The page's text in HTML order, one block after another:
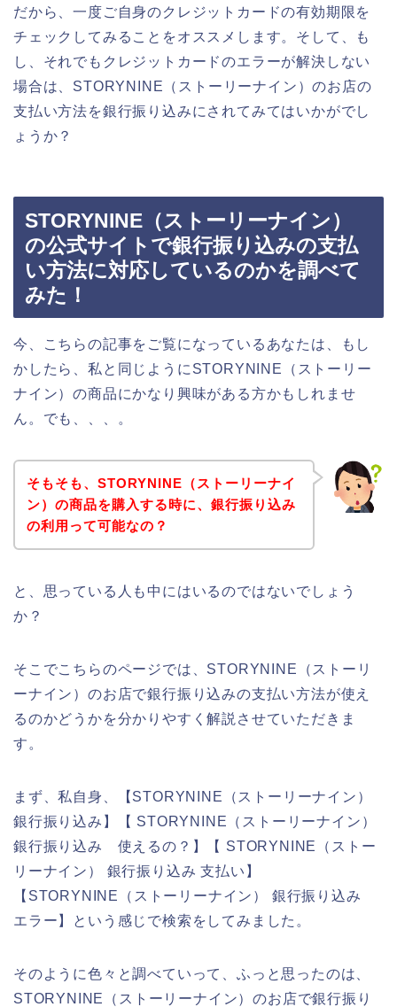
だから、一度ご自身のクレジットカードの有効期限を
チェックしてみることをオススメします。そして、も
し、それでもクレジットカードのエラーが解決しない
場合は、STORYNINE（ストーリーナイン）のお店の
支払い方法を銀行振り込みにされてみてはいかがでし
ょうか？
STORYNINE（ストーリーナイン）
の公式サイトで銀行振り込みの支払
い方法に対応しているのかを調べて
みた！
今、こちらの記事をご覧になっているあなたは、もし
かしたら、私と同じようにSTORYNINE（ストーリー
ナイン）の商品にかなり興味がある方かもしれませ
ん。でも、、、。
そもそも、STORYNINE（ストーリーナイ
ン）の商品を購入する時に、銀行振り込み
の利用って可能なの？
と、思っている人も中にはいるのではないでしょう
か？
そこでこちらのページでは、STORYNINE（ストーリ
ーナイン）のお店で銀行振り込みの支払い方法が使え
るのかどうかを分かりやすく解説させていただきま
す。
まず、私自身、【STORYNINE（ストーリーナイン）
銀行振り込み】【 STORYNINE（ストーリーナイン）
銀行振り込み 使えるの？】【 STORYNINE（ストー
リーナイン） 銀行振り込み 支払い】
【STORYNINE（ストーリーナイン） 銀行振り込み
エラー】という感じで検索をしてみました。
そのように色々と調べていって、ふっと思ったのは、
STORYNINE（ストーリーナイン）のお店で銀行振り